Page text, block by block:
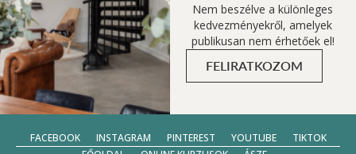
Nem beszélve a különleges
kedvezményekről, amelyek
publikusan nem érhetőek el!
FELIRATKOZOM
FACEBOOK INSTAGRAM PINTEREST YOUTUBE
TIKTOK